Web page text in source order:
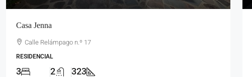
Casa Jenna
Calle Relámpago n.º 17
RESIDENCIAL
3 2 323